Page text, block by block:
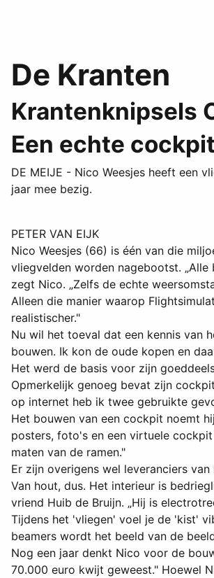
De Kranten
Krantenknipsels
Een echte
DE MEIJE - Nico Weesjes heeft een
jaar mee bezig.
PETER VAN EIJK
Nico Weesjes (66) is één van die
vliegvelden worden nagebootst.
zegt Nico. „Zelfs de echte
Alleen die manier waarop
realistischer."
Nu wil het toeval dat een kennis van
bouwen. Ik kon de oude kopen en
Het werd de basis voor zijn
Opmerkelijk genoeg bevat zijn
op internet heb ik twee gebruikte
Het bouwen van een cockpit noemt
posters, foto's en een virtuele
maten van de ramen."
Er zijn overigens wel leveranciers
Van hout, dus. Het interieur is
vriend Huib de Bruijn. „Hij is
Tijdens het 'vliegen' voel je de 'kist'
beamers wordt het beeld van de
Nog een jaar denkt Nico voor de
70.000 euro kwijt geweest." Hoewel